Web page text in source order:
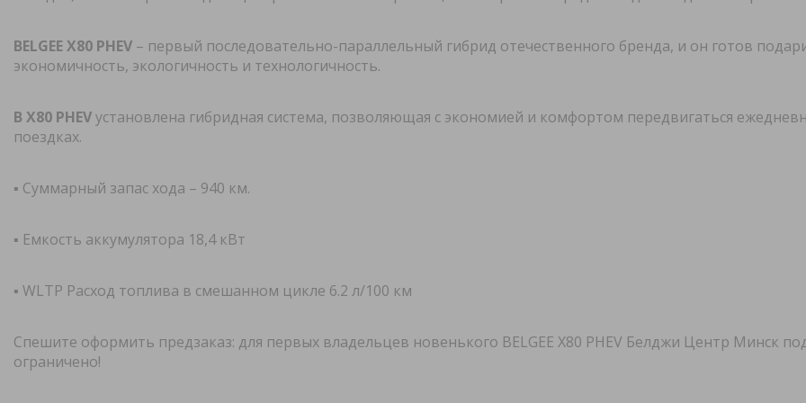
BELGEE X80 PHEV – первый последовательно-параллельный гибрид отечественного бренда, и он готов
экономичность, экологичность и технологичность.
В X80 PHEVустановлена гибридная система, позволяющая с экономией и комфортом передвигаться
поездках.
▪️ Суммарный запас хода – 940 км.
▪️ Емкость аккумулятора 18,4 кВт
▪️ WLTP Расход топлива в смешанном цикле 6.2 л/100 км
Спешите оформить предзаказ: для первых владельцев новенького BELGEE X80 PHEV Белджи Центр Минск
ограничено!